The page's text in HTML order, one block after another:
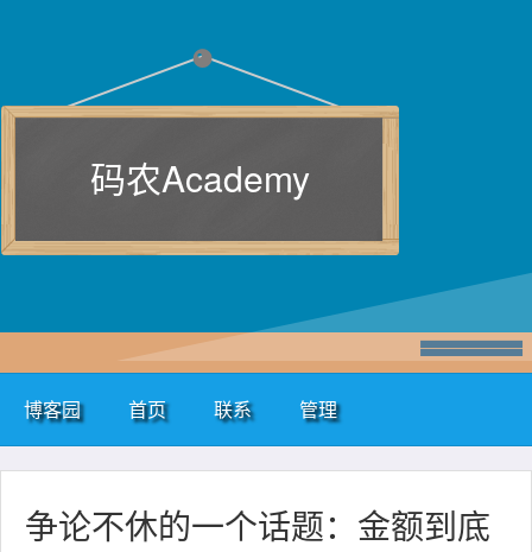
码农Academy
博客园 首页 联系 管理
争论不休的一个话题：金额到底